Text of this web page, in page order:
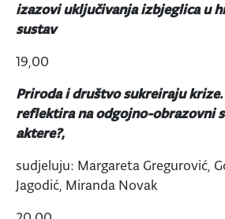
izazovi uključivanja izbjeglica u
sustav
19,00
Priroda i društvo sukreiraju
reflektira na odgojno-obrazovni
aktere?,
sudjeluju: Margareta Gregurović,
Jagodić, Miranda Novak